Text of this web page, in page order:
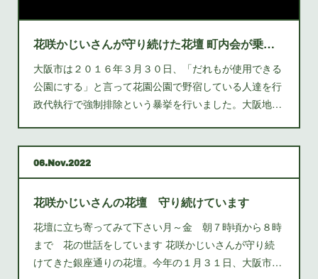
花咲かじいさんが守り続けた花壇 町内会が乗っ取りをねらっています
大阪市は２０１６年３月３０日、「だれもが使用できる
公園にする」と言って花園公園で野宿している人達を行
政代執行で強制排除という暴挙を行いました。大阪地…
06 Nov 2022
花咲かじいさんの花壇 守り続けています
花壇に立ち寄ってみて下さい月～金 朝７時頃から８時
まで 花の世話をしています 花咲かじいさんが守り続
けてきた銀座通りの花壇。今年の１月３１日、大阪市…